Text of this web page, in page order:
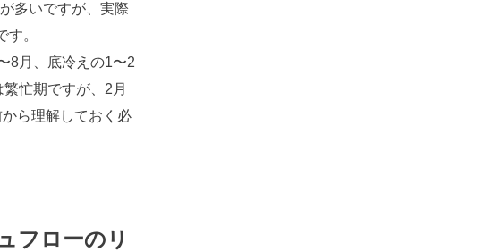
多いですが、実際
。
8月、底冷えの1〜2
忙期ですが、2月
ら理解しておく必
フローのリ